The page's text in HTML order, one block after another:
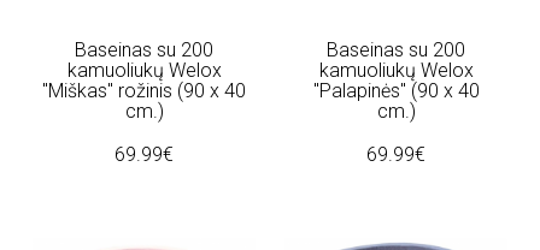
Baseinas su 200
kamuoliukų Welox
"Miškas" rožinis (90 x 40
cm.)
69.99€
Baseinas su 200
kamuoliukų Welox
"Palapinės" (90 x 40
cm.)
69.99€